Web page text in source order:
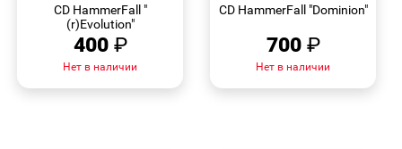
CD HammerFall "
(r)Evolution"
400 ₽
Нет в наличии
CD HammerFall "Dominion"
700 ₽
Нет в наличии